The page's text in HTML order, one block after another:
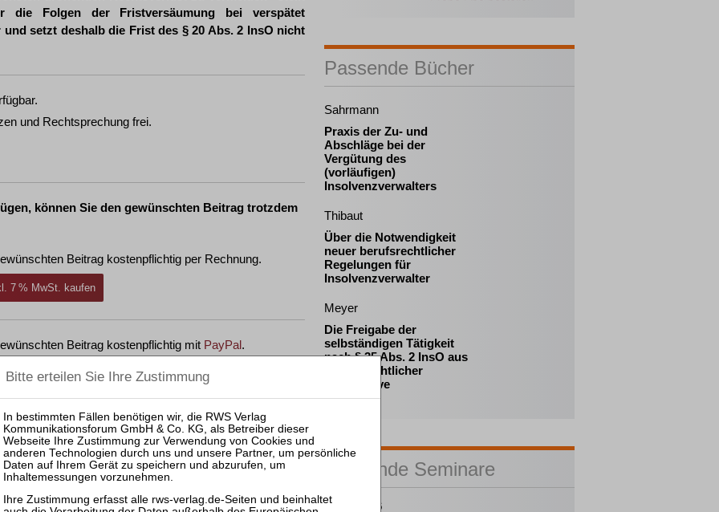
die Folgen der Fristversäumung bei verspätet
setzt deshalb die Frist des § 20 Abs. 2 InsO nicht
und Rechtsprechung frei.
können Sie den gewünschten Beitrag trotzdem
Beitrag kostenpflichtig per Rechnung.
7 % MwSt. kaufen
Beitrag kostenpflichtig mit PayPal.
7 % MwSt. kaufen
Passende Bücher
Sahrmann
Praxis der Zu- und
Abschläge bei der
Vergütung des
(vorläufigen)
Insolvenzverwalters
Thibaut
Über die Notwendigkeit
neuer berufsrechtlicher
Regelungen für
Insolvenzverwalter
Meyer
Die Freigabe der
selbständigen Tätigkeit
nach § 35 Abs. 2 InsO aus
arbeitsrechtlicher
Perspektive
Passende Seminare
25.08.2026